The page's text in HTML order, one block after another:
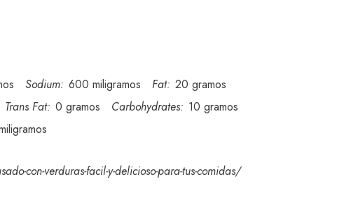
Sodium: 600 miligramos Fat: 20 gramos
Trans Fat: 0 gramos Carbohydrates: 10 gramos
con-verduras-facil-y-delicioso-para-tus-comidas/